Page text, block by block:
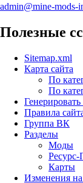
admin@mine-mods-
Полезные
Sitemap.xml
Карта сайта
По
По
Правила
Группа ВК
Разделы
Моды
Ресурс-
Карты
Изменения на